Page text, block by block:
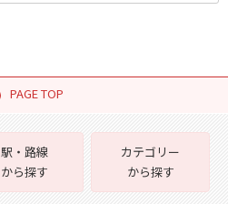
PAGE TOP
駅・路線
から探す
カテゴリー
から探す